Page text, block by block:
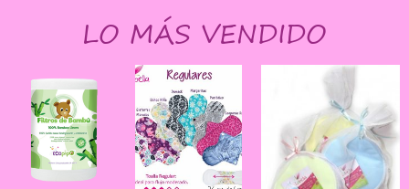
LO MÁS VENDIDO